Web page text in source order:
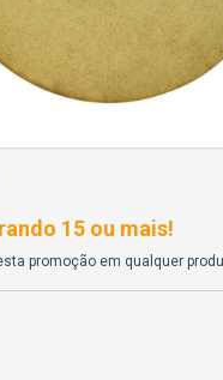
15 ou mais!
promoção em qualquer